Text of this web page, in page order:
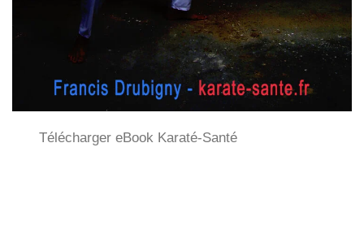
Télécharger eBook Karaté-Santé